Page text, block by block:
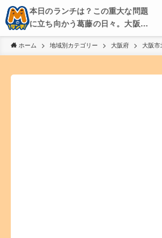
本日のランチは？この重大な問題
に立ち向かう葛藤の日々。大阪・
京都・神戸を中心とした食べ歩
き、飲み歩きを綴る。
ホーム 地域別カテゴリー 大阪府 大阪市